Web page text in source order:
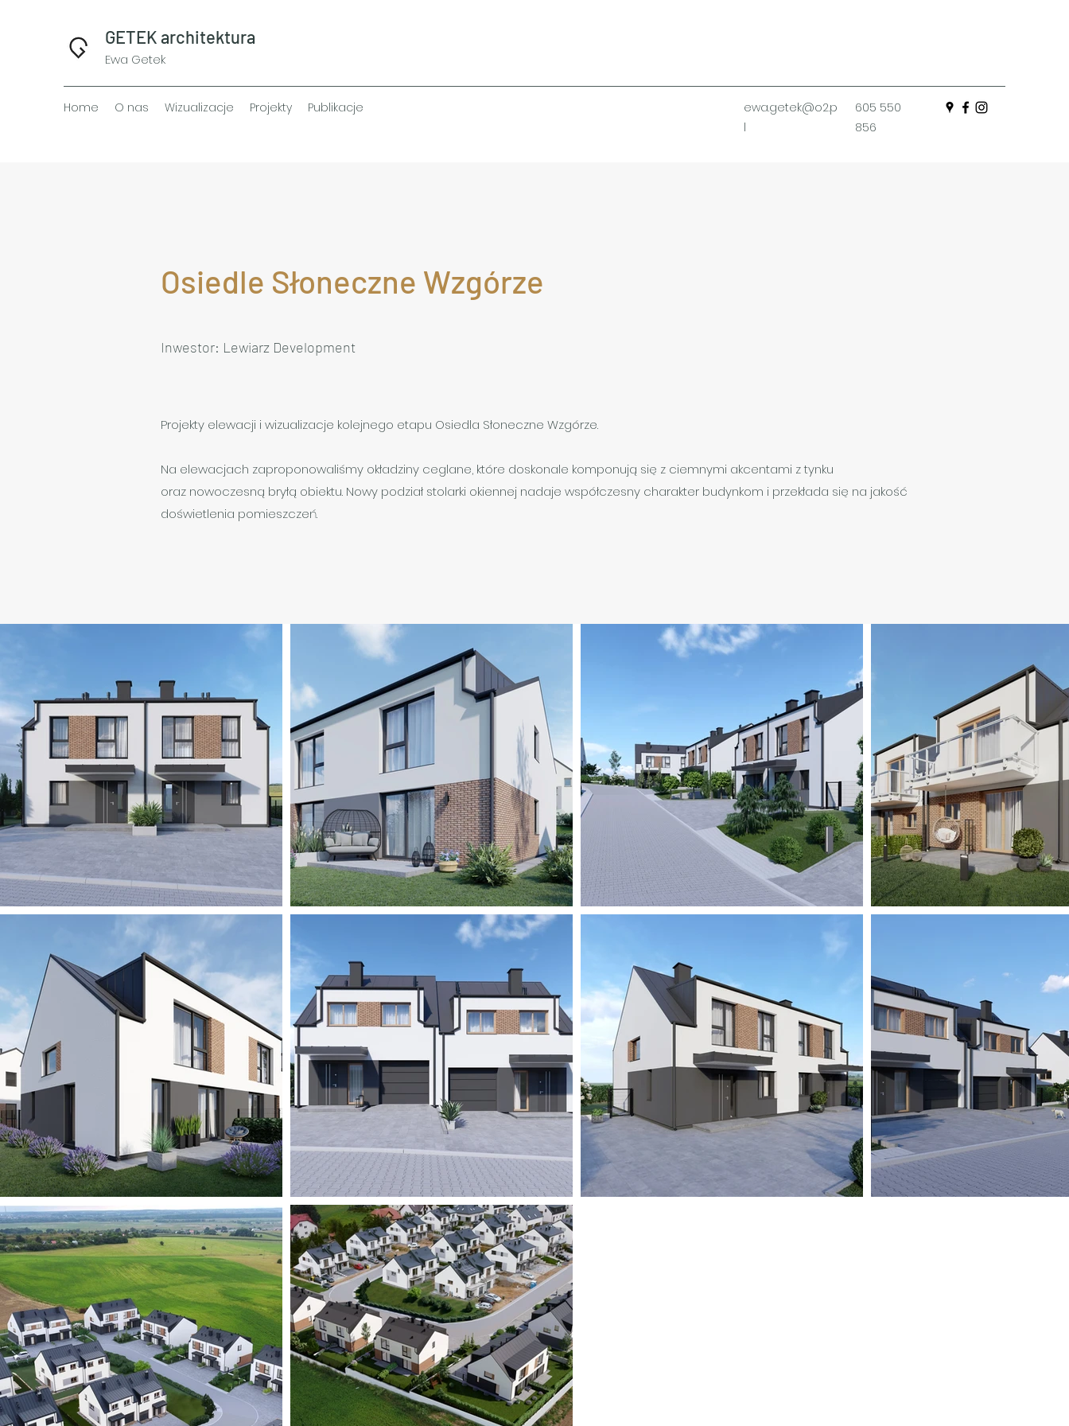
GETEK architektura
Ewa Getek
Home O nas Wizualizacje Projekty Publikacje
ewa.getek@o2.p
l
605 550
856
Osiedle Słoneczne Wzgórze
Inwestor: Lewiarz Development
Projekty elewacji i wizualizacje kolejnego etapu Osiedla Słoneczne Wzgórze.
Na elewacjach zaproponowaliśmy okładziny ceglane, które doskonale komponują się z ciemnymi akcentami z tynku
oraz nowoczesną bryłą obiektu. Nowy podział stolarki okiennej nadaje współczesny charakter budynkom i przekłada się na jakość
doświetlenia pomieszczeń.